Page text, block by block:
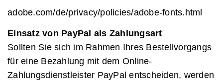
adobe.com/de/privacy/policies/adobe-fonts.html
Einsatz von PayPal als Zahlungsart
Sollten Sie sich im Rahmen Ihres Bestellvorgangs
für eine Bezahlung mit dem Online-
Zahlungsdienstleister PayPal entscheiden, werden